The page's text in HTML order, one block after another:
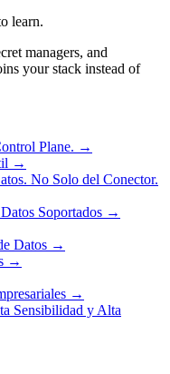
learn.
managers, and
your stack instead of
Plane. →
→
No Solo del Conector.
Soportados →
Datos →
→
→
Sensibilidad y Alta